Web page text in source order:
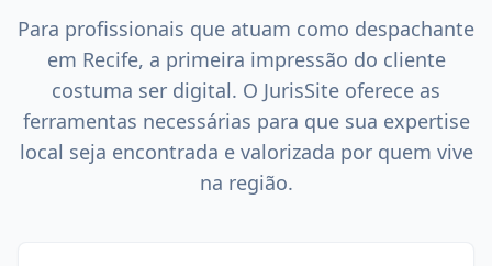
Para profissionais que atuam como despachante
em Recife, a primeira impressão do cliente
costuma ser digital. O JurisSite oferece as
ferramentas necessárias para que sua expertise
local seja encontrada e valorizada por quem vive
na região.